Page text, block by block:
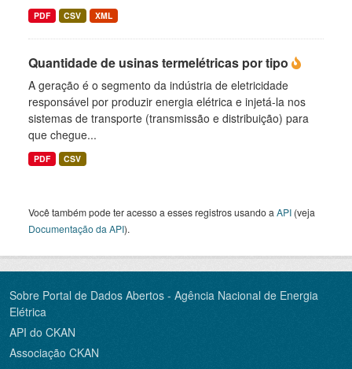
PDF CSV XML
Quantidade de usinas termelétricas por tipo
A geração é o segmento da indústria de eletricidade
responsável por produzir energia elétrica e injetá-la nos
sistemas de transporte (transmissão e distribuição) para
que chegue...
PDF CSV
Você também pode ter acesso a esses registros usando a API (veja
Documentação da API).
Sobre Portal de Dados Abertos - Agência Nacional de Energia
Elétrica
API do CKAN
Associação CKAN